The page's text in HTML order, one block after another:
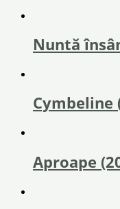
Nuntă
Cymbeline
Aproape